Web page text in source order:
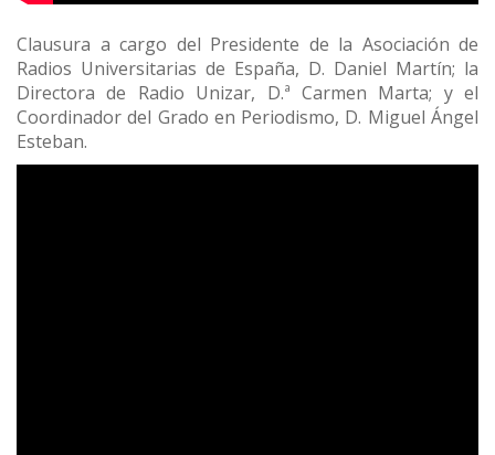
Clausura a cargo del Presidente de la Asociación de
Radios Universitarias de España, D. Daniel Martín; la
Directora de Radio Unizar, D.ª Carmen Marta; y el
Coordinador del Grado en Periodismo, D. Miguel Ángel
Esteban.